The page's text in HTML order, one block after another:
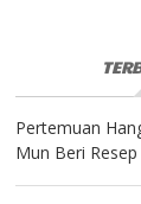
Pertemuan
Mun Beri